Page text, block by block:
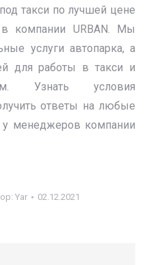
такси по лучшей цене
компании URBAN. Мы
услуги автопарка, а
для работы в такси и
Узнать условия
ответы на любые
менеджеров компании
Yar 02.12.2021